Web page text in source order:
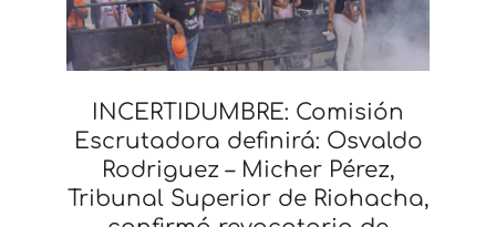
INCERTIDUMBRE: Comisión
Escrutadora definirá: Osvaldo
Rodriguez – Micher Pérez,
Tribunal Superior de Riohacha,